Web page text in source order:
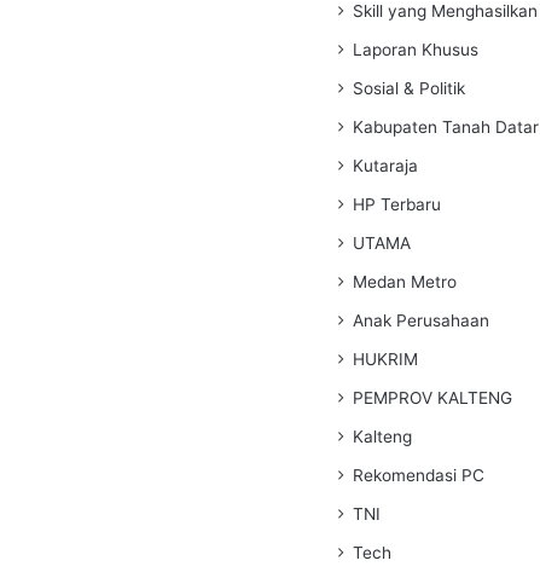
Skill yang Menghasilkan
Laporan Khusus
Sosial & Politik
Kabupaten Tanah Datar
Kutaraja
HP Terbaru
UTAMA
Medan Metro
Anak Perusahaan
HUKRIM
PEMPROV KALTENG
Kalteng
Rekomendasi PC
TNI
Tech